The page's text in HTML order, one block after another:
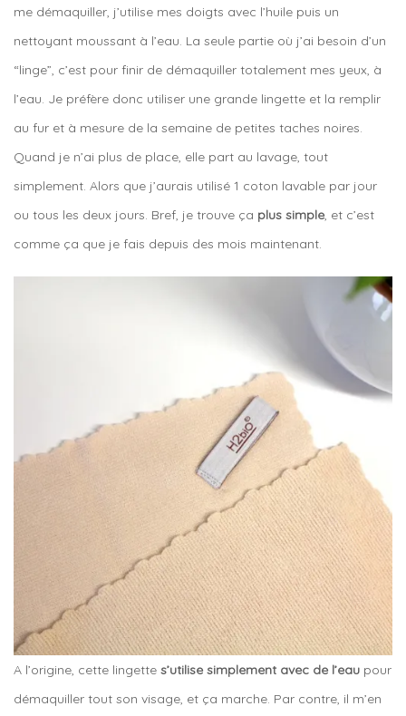
me démaquiller, j’utilise mes doigts avec l’huile puis un
nettoyant moussant à l’eau. La seule partie où j’ai besoin d’un
“linge”, c’est pour finir de démaquiller totalement mes yeux, à
l’eau. Je préfère donc utiliser une grande lingette et la remplir
au fur et à mesure de la semaine de petites taches noires.
Quand je n’ai plus de place, elle part au lavage, tout
simplement. Alors que j’aurais utilisé 1 coton lavable par jour
ou tous les deux jours. Bref, je trouve ça plus simple, et c’est
comme ça que je fais depuis des mois maintenant.
A l’origine, cette lingette s’utilise simplement avec de l’eau pour
démaquiller tout son visage, et ça marche. Par contre, il m’en